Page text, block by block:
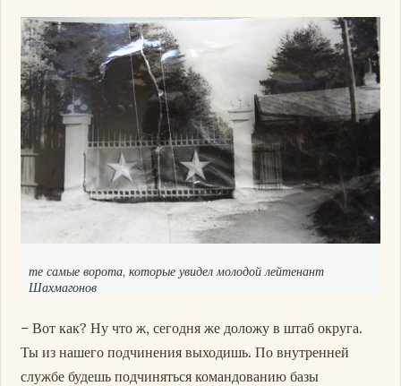
те самые ворота, которые увидел молодой лейтенант
Шахмагонов
– Вот как? Ну что ж, сегодня же доложу в штаб округа.
Ты из нашего подчинения выходишь. По внутренней
службе будешь подчиняться командованию базы